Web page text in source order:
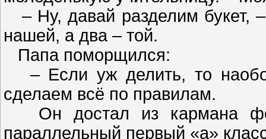
– Ну, давай разделим букет,
нашей, а два – той.
Папа поморщился:
– Если уж делить, то
сделаем всё по правилам.
Он достал из кармана
параллельный первый «а»